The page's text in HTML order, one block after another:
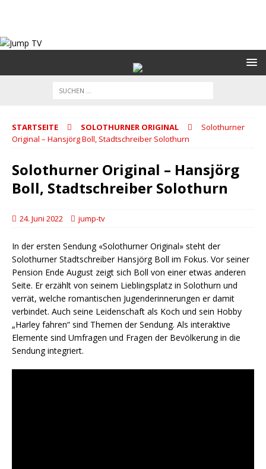
STARTSEITE SOLOTHURNER ORIGINAL
Solothurner
Original – Hansjörg Boll, Stadtschreiber Solothurn
Solothurner Original – Hansjörg
Boll, Stadtschreiber Solothurn
24. Juni 2022 jump-tv
In der ersten Sendung «Solothurner Original» steht der
Solothurner Stadtschreiber Hansjörg Boll im Fokus. Vor seiner
Pension Ende August zeigt sich Boll von einer etwas anderen
Seite. Er erzählt von seinem Lieblingsplatz in Solothurn und
verrät, welche romantischen Jugenderinnerungen er damit
verbindet. Auch seine Leidenschaft als Koch und sein Hobby
„Harley fahren“ sind Themen der Sendung. Als interaktive
Elemente sind Umfragen und Fragen der Bevölkerung in die
Sendung integriert.